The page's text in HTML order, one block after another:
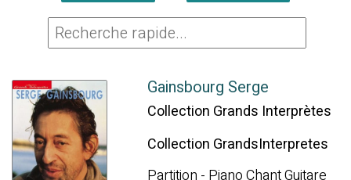
Gainsbourg Serge
Collection Grands Interprètes
Collection GrandsInterpretes
Partition - Piano Chant Guitare